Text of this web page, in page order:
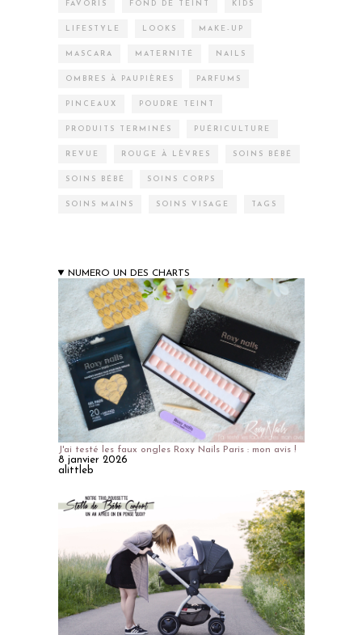
FAVORIS FOND DE TEINT KIDS
LIFESTYLE LOOKS MAKE-UP
MASCARA MATERNITÉ NAILS
OMBRES À PAUPIÈRES PARFUMS
PINCEAUX POUDRE TEINT
PRODUITS TERMINÉS PUÉRICULTURE
REVUE ROUGE À LÈVRES SOINS BÉBÉ
SOINS BÉBÉ SOINS CORPS
SOINS MAINS SOINS VISAGE TAGS
NUMERO UN DES CHARTS
J'ai testé les faux ongles Roxy Nails Paris : mon avis !
8 janvier 2026
alittleb